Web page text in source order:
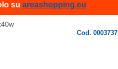
su areashopping.eu
Cod. 0003737